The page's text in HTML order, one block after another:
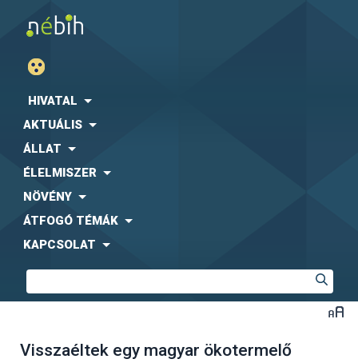
HIVATAL
AKTUÁLIS
ÁLLAT
ÉLELMISZER
NÖVÉNY
ÁTFOGÓ TÉMÁK
KAPCSOLAT
Visszaéltek egy magyar ökotermelő